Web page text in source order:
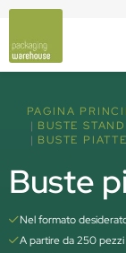
PAGINA
BUSTE
BUSTE PIATTE
Buste
Nel formato
A partire da 250 pezzi